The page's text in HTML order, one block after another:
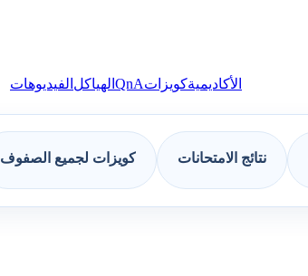
الأكاديميةكويزاتQnA الهياكل الفيديوهات
نتائج الامتحانات كويزات لجميع الصفوف